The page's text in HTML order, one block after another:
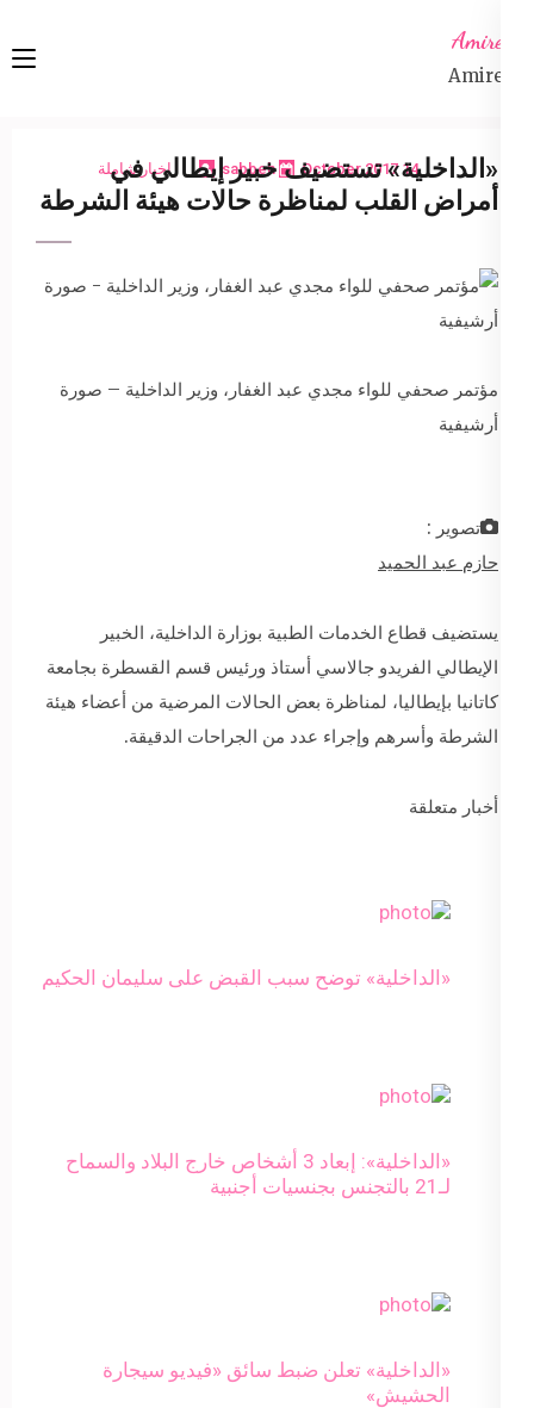
content
Enter)
Amireta
Amireta
14 October 2017
sabbeh اخبار شاملة
«الداخلية» تستضيف خبير إيطالي في
أمراض القلب لمناظرة حالات هيئة الشرطة
مؤتمر صحفي للواء مجدي عبد الغفار، وزير الداخلية – صورة
أرشيفية
تصوير :
حازم عبد الحميد
يستضيف قطاع الخدمات الطبية بوزارة الداخلية، الخبير
الإيطالي الفريدو جالاسي أستاذ ورئيس قسم القسطرة بجامعة
كاتانيا بإيطاليا، لمناظرة بعض الحالات المرضية من أعضاء هيئة
الشرطة وأسرهم وإجراء عدد من الجراحات الدقيقة.
أخبار متعلقة
«الداخلية» توضح سبب القبض على سليمان الحكيم
«الداخلية»: إبعاد 3 أشخاص خارج البلاد والسماح
لـ21 بالتجنس بجنسيات أجنبية
«الداخلية» تعلن ضبط سائق «فيديو سيجارة
الحشيش»